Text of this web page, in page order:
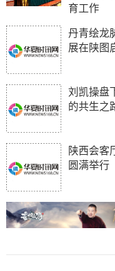
育工作
丹青绘龙
展在陕图
刘凯操盘
的共生之
陕西会客
圆满举行